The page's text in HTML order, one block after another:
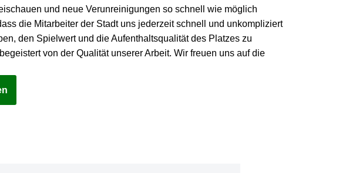
und neue Verunreinigungen so schnell wie möglich
die Mitarbeiter der Stadt uns jederzeit schnell und unkompliziert
den Spielwert und die Aufenthaltsqualität des Platzes zu
von der Qualität unserer Arbeit. Wir freuen uns auf die